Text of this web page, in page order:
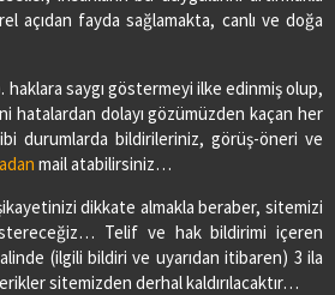
açıdan fayda sağlamakta, canlı ve doğa
saygı göstermeyi ilke edinmiş olup,
hatalardan dolayı gözümüzden kaçan her
durumlarda bildirileriniz, görüş-öneri ve
mail atabilirsiniz…
dikkate almakla beraber, sitemizi
Telif ve hak bildirimi içeren
(ilgili bildiri ve uyarıdan itibaren) 3 ila
sitemizden derhal kaldırılacaktır…